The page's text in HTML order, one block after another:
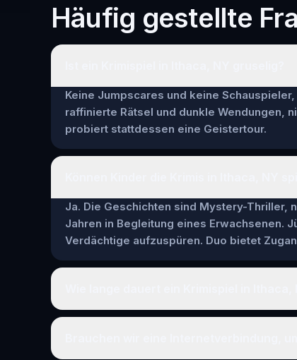
Häufig gestellte
Keine Jumpscares und keine
raffinierte Rätsel und dunkle Wendungen,
probiert stattdessen eine Geistertour.
Ja. Die Geschichten sind Mystery-Thriller,
Jahren in Begleitung eines Erwachsenen.
Verdächtige aufzuspüren. Duo bietet